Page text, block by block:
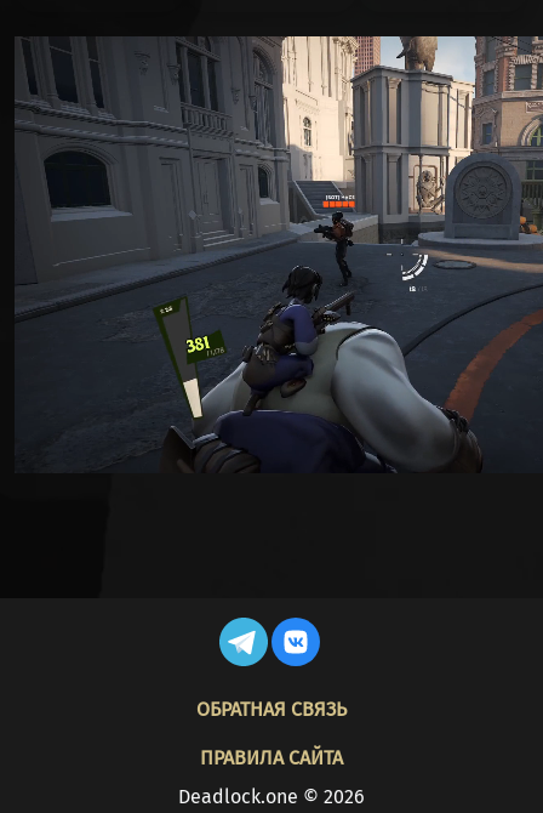
Видео файл
ОБРАТНАЯ СВЯЗЬ
ПРАВИЛА САЙТА
Deadlock.one © 2026